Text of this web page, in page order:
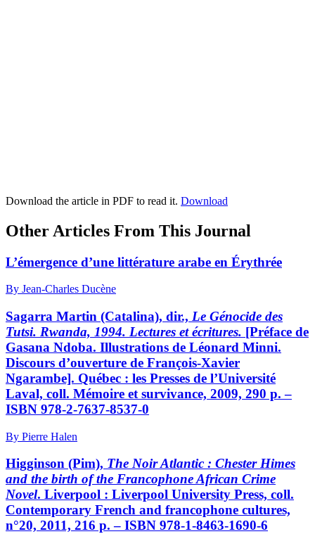
Download the article in PDF to read it. Download
Other Articles From This Journal
L’émergence d’une littérature arabe en Érythrée
By Jean-Charles Ducène
Sagarra Martin (Catalina), dir., Le Génocide des
Tutsi. Rwanda, 1994. Lectures et écritures. [Préface de
Gasana Ndoba. Illustrations de Léonard Minni.
Discours d’ouverture de François-Xavier
Ngarambe]. Québec : les Presses de l’Université
Laval, coll. Mémoire et survivance, 2009, 290 p. –
ISBN 978-2-7637-8537-0
By Pierre Halen
Higginson (Pim), The Noir Atlantic : Chester Himes
and the birth of the Francophone African Crime
Novel. Liverpool : Liverpool University Press, coll.
Contemporary French and francophone cultures,
n°20, 2011, 216 p. – ISBN 978-1-8463-1690-6